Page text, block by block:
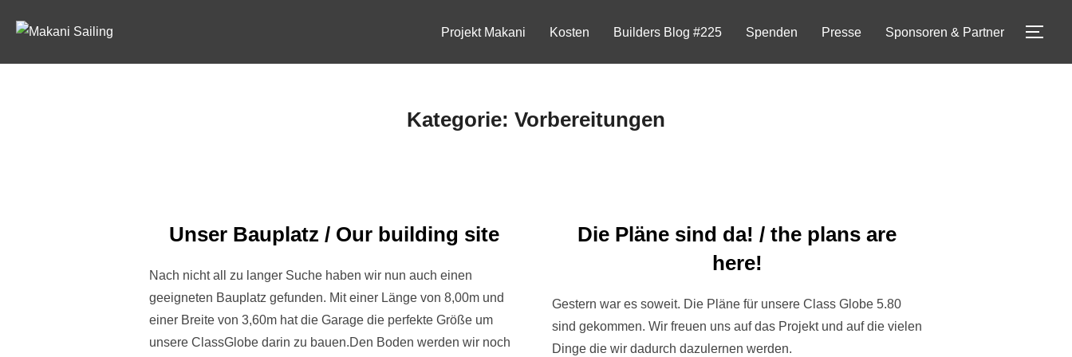
Inhalt
Projekt Makani Kosten Builders Blog #225 Spenden Presse Sponsoren & Partner
Kategorie: Vorbereitungen
Unser Bauplatz / Our building site
Nach nicht all zu langer Suche haben wir nun auch einen
geeigneten Bauplatz gefunden. Mit einer Länge von 8,00m und
einer Breite von 3,60m hat die Garage die perfekte Größe um
unsere ClassGlobe darin zu bauen.Den Boden werden wir noch
Die Pläne sind da! / the plans are
here!
Gestern war es soweit. Die Pläne für unsere Class Globe 5.80
sind gekommen. Wir freuen uns auf das Projekt und auf die vielen
Dinge die wir dadurch dazulernen werden.